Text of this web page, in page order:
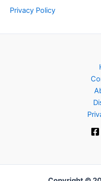
Privacy Policy